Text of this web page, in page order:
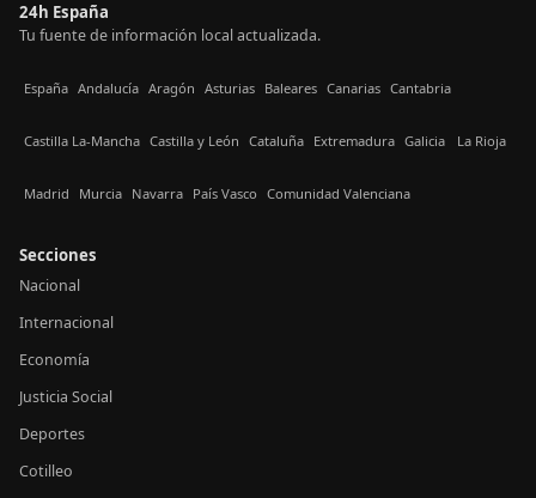
24h España
Tu fuente de información local actualizada.
España Andalucía Aragón Asturias Baleares Canarias Cantabria
Castilla La-Mancha Castilla y León Cataluña Extremadura Galicia La Rioja
Madrid Murcia Navarra País Vasco Comunidad Valenciana
Secciones
Nacional
Internacional
Economía
Justicia Social
Deportes
Cotilleo